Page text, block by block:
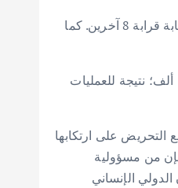
وثَّق التقرير في عام 2023 هجوماً واحداً بذخائر عنقودية نفذته قوات النظام السوري في محافظة إدلب، وقد تسبَّب هذا الهجوم في مقتل ما لا يقل عن 1 مدنياً، وإصابة قرابة 8 آخرين. كما
وقال إن قرابة 195 ألف شخص قد تعرضوا للتشريد القسري في عام 2023، نتيجة العمليات العسكرية لأطراف النزاع والقوى المسيطرة في سوريا، من بينهم 152 ألف؛ نتيجة للعمليات
التحريض على ارتكابها
من مسؤولية
الإنساني